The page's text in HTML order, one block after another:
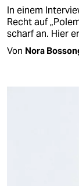
In einem
Recht auf
scharf an. Hier
Von Nora